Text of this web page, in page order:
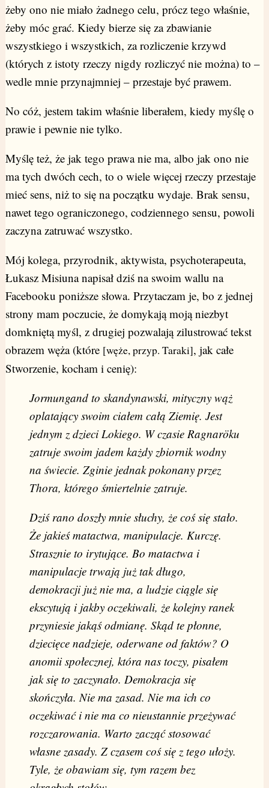
żeby ono nie miało żadnego celu, prócz tego właśnie,
żeby móc grać. Kiedy bierze się za zbawianie
wszystkiego i wszystkich, za rozliczenie krzywd
(których z istoty rzeczy nigdy rozliczyć nie można) to –
wedle mnie przynajmniej – przestaje być prawem.
No cóż, jestem takim właśnie liberałem, kiedy myślę o
prawie i pewnie nie tylko.
Myślę też, że jak tego prawa nie ma, albo jak ono nie
ma tych dwóch cech, to o wiele więcej rzeczy przestaje
mieć sens, niż to się na początku wydaje. Brak sensu,
nawet tego ograniczonego, codziennego sensu, powoli
zaczyna zatruwać wszystko.
Mój kolega, przyrodnik, aktywista, psychoterapeuta,
Łukasz Misiuna napisał dziś na swoim wallu na
Facebooku poniższe słowa. Przytaczam je, bo z jednej
strony mam poczucie, że domykają moją niezbyt
domkniętą myśl, z drugiej pozwalają zilustrować tekst
obrazem węża (które [węże, przyp. Taraki], jak całe
Stworzenie, kocham i cenię):
Jormungand to skandynawski, mityczny wąż
oplatający swoim ciałem całą Ziemię. Jest
jednym z dzieci Lokiego. W czasie Ragnaröku
zatruje swoim jadem każdy zbiornik wodny
na świecie. Zginie jednak pokonany przez
Thora, którego śmiertelnie zatruje.
Dziś rano doszły mnie słuchy, że coś się stało.
Że jakieś matactwa, manipulacje. Kurczę.
Strasznie to irytujące. Bo matactwa i
manipulacje trwają już tak długo,
demokracji już nie ma, a ludzie ciągle się
ekscytują i jakby oczekiwali, że kolejny ranek
przyniesie jakąś odmianę. Skąd te płonne,
dziecięce nadzieje, oderwane od faktów? O
anomii społecznej, która nas toczy, pisałem
jak się to zaczynało. Demokracja się
skończyła. Nie ma zasad. Nie ma ich co
oczekiwać i nie ma co nieustannie przeżywać
rozczarowania. Warto zacząć stosować
własne zasady. Z czasem coś się z tego ułoży.
Tyle, że obawiam się, tym razem bez